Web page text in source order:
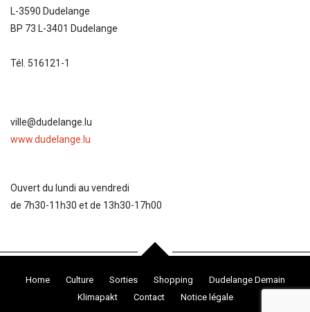
L-3590 Dudelange
BP 73 L-3401 Dudelange
Tél. 516121-1
ville@dudelange.lu
www.dudelange.lu
Ouvert du lundi au vendredi
de 7h30-11h30 et de 13h30-17h00
Home Culture Sorties Shopping
Dudelange Demain
Klimapakt
Contact
Notice légale